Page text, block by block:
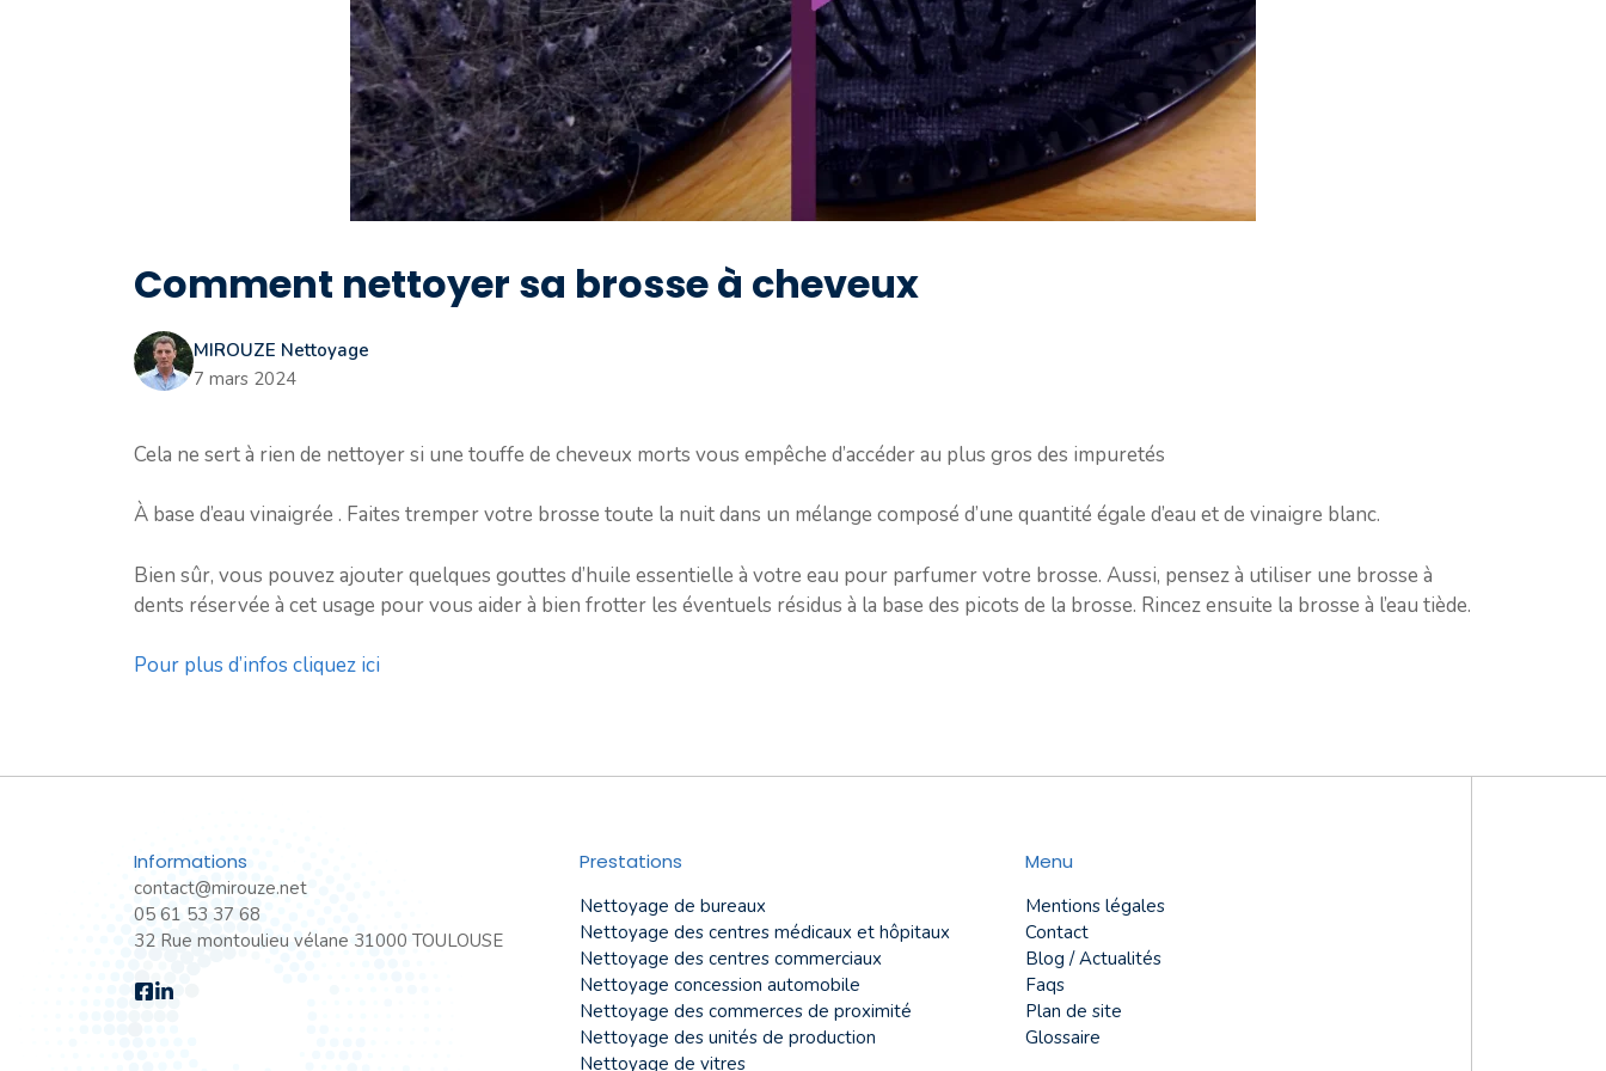
Comment nettoyer sa brosse à cheveux
MIROUZE Nettoyage
7 mars 2024
Cela ne sert à rien de nettoyer si une touffe de cheveux morts vous empêche d’accéder au plus gros des impuretés
À base d’eau vinaigrée . Faites tremper votre brosse toute la nuit dans un mélange composé d’une quantité égale d’eau et de vinaigre blanc.
Bien sûr, vous pouvez ajouter quelques gouttes d’huile essentielle à votre eau pour parfumer votre brosse. Aussi, pensez à utiliser une brosse à
dents réservée à cet usage pour vous aider à bien frotter les éventuels résidus à la base des picots de la brosse. Rincez ensuite la brosse à l’eau tiède.
Pour plus d’infos cliquez ici
Informations
contact@mirouze.net
05 61 53 37 68
32 Rue montoulieu vélane 31000 TOULOUSE
Prestations
Nettoyage de bureaux
Nettoyage des centres médicaux et hôpitaux
Nettoyage des centres commerciaux
Nettoyage concession automobile
Nettoyage des commerces de proximité
Nettoyage des unités de production
Nettoyage de vitres
Menu
Mentions légales
Contact
Blog / Actualités
Faqs
Plan de site
Glossaire